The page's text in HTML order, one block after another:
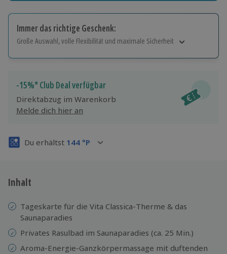
Immer das richtige Geschenk:
Große Auswahl, volle Flexibilität und maximale Sicherheit
Jeder Gutschein für alle Erlebnisse einlösbar.
Maximale Sicherheit
3 Jahre gültig & verlängerbar.
-15%* Club Deal verfügbar
Direktabzug im Warenkorb
Melde dich hier an
Du erhältst 144 °P
Inhalt
Tageskarte für die Vita Classica-Therme & das
Saunaparadies
Privates Rasulbad im Saunaparadies (ca. 25 Min.)
Aroma-Energie-Ganzkörpermassage mit duftenden